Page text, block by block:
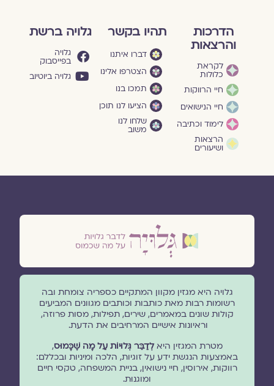
הדרכות
והרצאות
לקראת
כלולות
חיי הרווקות
חיי הנישואים
לימוד וכתיבה
הרצאות
ושיעורים
תהיו בקשר
דברו איתנו
הצטרפו אלינו
תמכו בנו
הציעו לנו תוכן
שלחו לנו
משוב
גלויה ברשת
גלויה
בפייסבוק
גלויה ביוטיוב
גלויה היא מגזין מקוון המתקיים כספריה צומחת ובה
רשומות רבות מאת כותבות וכותבים מגוונים המביעים
קולות שונים במאמרים, שירים, תפילות, מסות פרוזה,
וראיונות אישיים המרחיבים את הדעת.
מטרת המגזין היאלְדַבֵּר גְּלוּיוֹת עַל מָה שֶׁכָּמוּס,
באמצעות הנגשת ידע על זוגיות, הלכה ומיניות ובכללם:
רווקות, אירוסין, חיי נישואין, בניית המשפחה, טקסי חיים
ומוגנוּת.